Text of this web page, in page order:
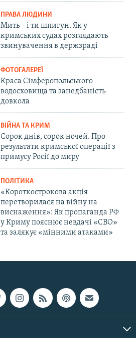
ПРАВА ЛЮДИНИ
Мить – і ти шпигун. Як у
кримських судах розглядають
звинувачення в держзраді
ФОТОГАЛЕРЕЇ
Краса Сімферопольського
водосховища та занедбаність
довкола
ВІЙНА ТА КРИМ
Сорок днів, сорок ночей. Про
результати кримської операції з
примусу Росії до миру
ПОЛІТИКА
«Короткострокова акція
перетворилася на війну на
виснаження»: Як пропаганда РФ
у Криму пояснює невдачі «СВО»
та залякує «мінними атаками»